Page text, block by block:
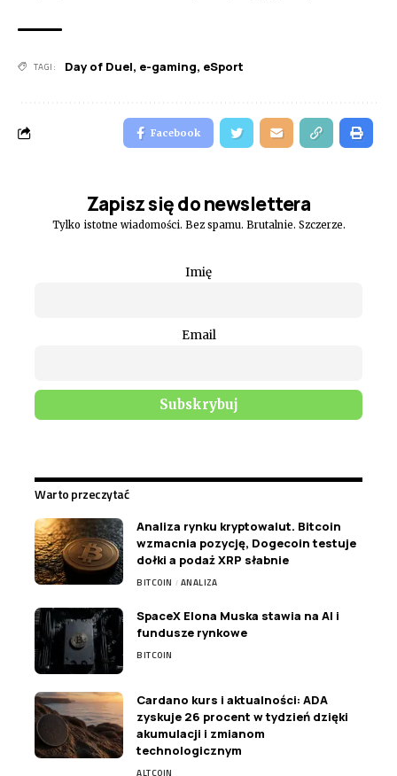
TAGI: Day of Duel, e-gaming, eSport
Facebook
Zapisz się do newslettera
Tylko istotne wiadomości. Bez spamu. Brutalnie. Szczerze.
Imię
Email
Warto przeczytać
Analiza rynku kryptowalut. Bitcoin
wzmacnia pozycję, Dogecoin testuje
dołki a podaż XRP słabnie
BITCOIN ANALIZA
SpaceX Elona Muska stawia na AI i
fundusze rynkowe
BITCOIN
Cardano kurs i aktualności: ADA
zyskuje 26 procent w tydzień dzięki
akumulacji i zmianom
technologicznym
ALTCOIN